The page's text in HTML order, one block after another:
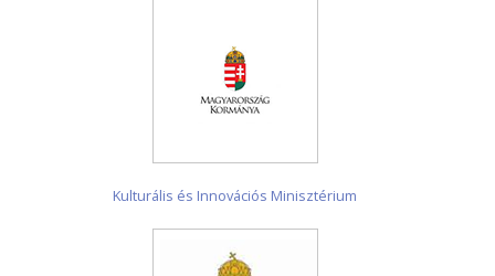
Kulturális és Innovációs Minisztérium